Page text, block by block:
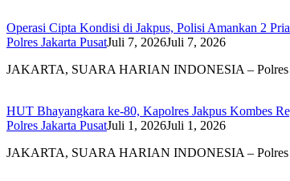
Operasi Cipta Kondisi di Jakpus, Polisi Amankan 2
Polres Jakarta PusatJuli 7, 2026Juli 7, 2026
JAKARTA, SUARA HARIAN INDONESIA – Polres
HUT Bhayangkara ke-80, Kapolres Jakpus Kombes
Polres Jakarta PusatJuli 1, 2026Juli 1, 2026
JAKARTA, SUARA HARIAN INDONESIA – Polres